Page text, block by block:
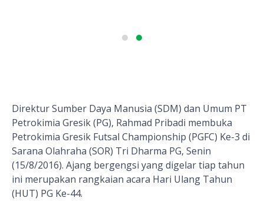
Direktur Sumber Daya Manusia (SDM) dan Umum PT
Petrokimia Gresik (PG), Rahmad Pribadi membuka
Petrokimia Gresik Futsal Championship (PGFC) Ke-3 di
Sarana Olahraha (SOR) Tri Dharma PG, Senin
(15/8/2016). Ajang bergengsi yang digelar tiap tahun
ini merupakan rangkaian acara Hari Ulang Tahun
(HUT) PG Ke-44.